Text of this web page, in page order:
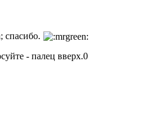
спасибо.
- палец вверх.0